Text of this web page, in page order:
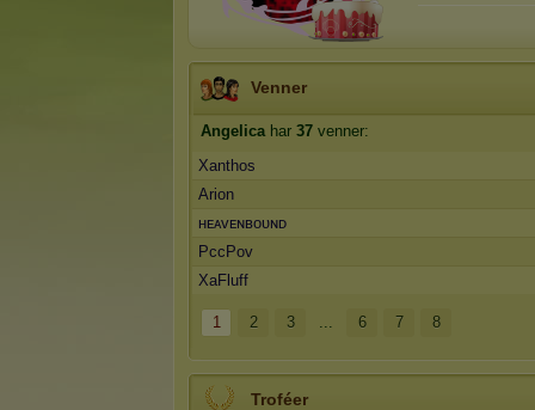
Venner
Angelicahar 37 venner:
Xanthos
Arion
ʜᴇᴀᴠᴇɴʙoᴜɴᴅ
PccPov
XaFluff
1 2 3 ... 6 7 8
Troféer